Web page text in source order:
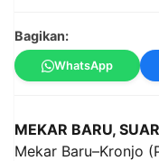
Bagikan:
WhatsApp
MEKAR BARU,
Mekar Baru–Kronjo